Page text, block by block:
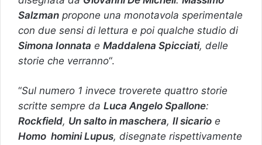
Salzman propone una monotavola sperimentale
con due sensi di lettura e poi qualche studio di
Simona Ionnata e Maddalena Spicciati, delle
storie che verranno“.
“Sul numero 1 invece troverete quattro storie
scritte sempre da Luca Angelo Spallone:
Rockfield, Un salto in maschera, Il sicario e
Homo homini Lupus, disegnate rispettivamente